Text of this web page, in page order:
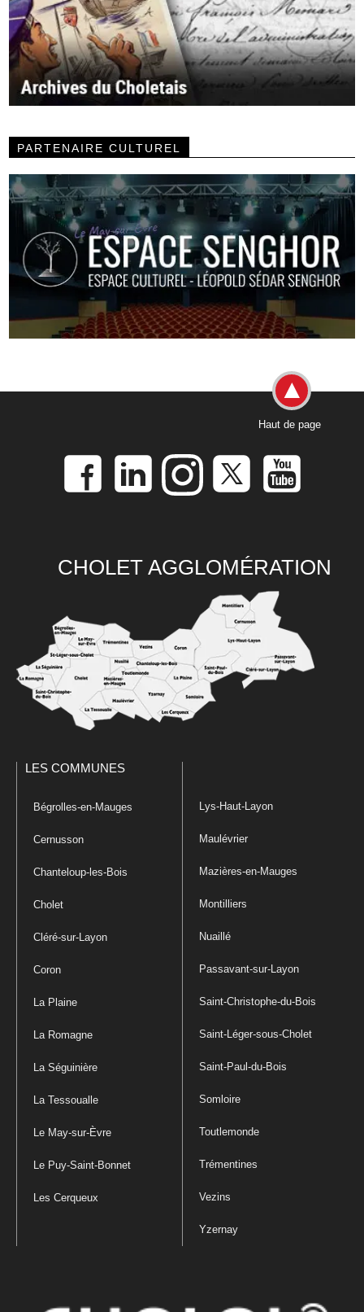
PARTENAIRE CULTUREL
Haut de page
CHOLET AGGLOMÉRATION
LES COMMUNES
Bégrolles-en-Mauges
Cernusson
Chanteloup-les-Bois
Cholet
Cléré-sur-Layon
Coron
La Plaine
La Romagne
La Séguinière
La Tessoualle
Le May-sur-Èvre
Le Puy-Saint-Bonnet
Les Cerqueux
Lys-Haut-Layon
Maulévrier
Mazières-en-Mauges
Montilliers
Nuaillé
Passavant-sur-Layon
Saint-Christophe-du-Bois
Saint-Léger-sous-Cholet
Saint-Paul-du-Bois
Somloire
Toutlemonde
Trémentines
Vezins
Yzernay